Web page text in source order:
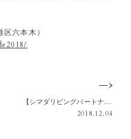
六本木）
【シマダリビングパートナーズ】サービス付き高齢者向け住宅 ガーデンテラス仙川オープン
2018.12.04